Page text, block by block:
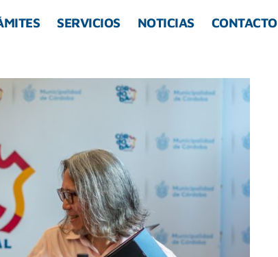
SERVICIOS NOTICIAS CONTACTO